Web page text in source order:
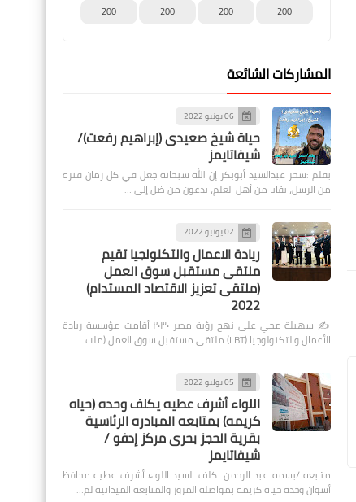
200
200
200
200
المشاركات الشائعة
06 يونيو 2022
حياة شيخ صعيدى (إبراهيم رفعت)/
شيفاتايمز
بقلم :سحر عبدالسيد أبوبكر إن الله سبحانه جعل في كل زمان فترة
من الرسل، بقايا من أهل العلم، يدعون من ضل إلى …
02 يونيو 2022
ريادة الاعمال والتكنولجيا تقيم
ملتقى مستقبل سوق العمل
(ملتقى تعزيز الاقتصاد المستدام)
2022
✍️ سهيلة محي على نهج رؤية مصر ٢٠٣٠ أقامت مؤسسة ريادة
الأعمال والتكنولوجيا (LBT) ملتقى مستقبل سوق العمل (ملت…
05 يوليو 2022
اللواء أشرف عطيه يكلف وحده (حياه
كريمه) بمتابعه المبادره الرئاسية
بقرية الحجز بحرى مركز إدفو /
شيفاتايمز
متابعه /بسمه عبد الرحمن كلف السيد اللواء أشرف عطيه محافظ
أسوان وحده حياه كريمه بمواصلة المرور والمتابعة الميدانية لم…